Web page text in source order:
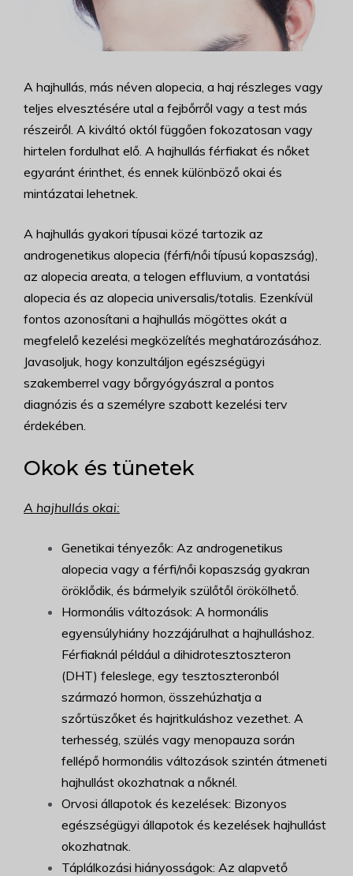
A hajhullás, más néven alopecia, a haj részleges vagy
teljes elvesztésére utal a fejbőrről vagy a test más
részeiről. A kiváltó októl függően fokozatosan vagy
hirtelen fordulhat elő. A hajhullás férfiakat és nőket
egyaránt érinthet, és ennek különböző okai és
mintázatai lehetnek.
A hajhullás gyakori típusai közé tartozik az
androgenetikus alopecia (férfi/női típusú kopaszság),
az alopecia areata, a telogen effluvium, a vontatási
alopecia és az alopecia universalis/totalis. Ezenkívül
fontos azonosítani a hajhullás mögöttes okát a
megfelelő kezelési megközelítés meghatározásához.
Javasoljuk, hogy konzultáljon egészségügyi
szakemberrel vagy bőrgyógyászral a pontos
diagnózis és a személyre szabott kezelési terv
érdekében.
Okok és tünetek
A hajhullás okai:
Genetikai tényezők: Az androgenetikus
alopecia vagy a férfi/női kopaszság gyakran
öröklődik, és bármelyik szülőtől örökölhető.
Hormonális változások: A hormonális
egyensúlyhiány hozzájárulhat a hajhulláshoz.
Férfiaknál például a dihidrotesztoszteron
(DHT) feleslege, egy tesztoszteronból
származó hormon, összehúzhatja a
szőrtüszőket és hajritkuláshoz vezethet. A
terhesség, szülés vagy menopauza során
fellépő hormonális változások szintén átmeneti
hajhullást okozhatnak a nőknél.
Orvosi állapotok és kezelések: Bizonyos
egészségügyi állapotok és kezelések hajhullást
okozhatnak.
Táplálkozási hiányosságok: Az alapvető